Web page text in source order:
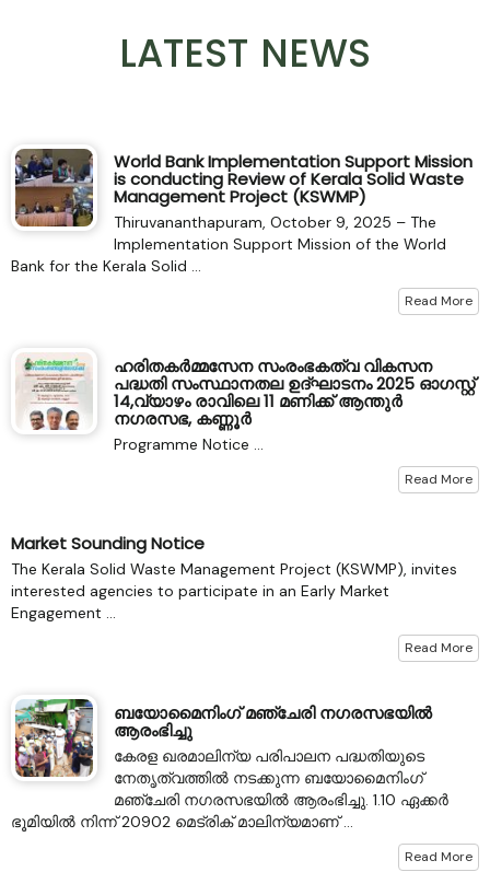
LATEST NEWS
World Bank Implementation Support Mission
is conducting Review of Kerala Solid Waste
Management Project (KSWMP)
Thiruvananthapuram, October 9, 2025 – The
Implementation Support Mission of the World
Bank for the Kerala Solid ...
Read More
ഹരിതകർമ്മസേന സംരംഭകത്വ വികസന
പദ്ധതി സംസ്ഥാനതല ഉദ്‌ഘാടനം 2025 ഓഗസ്റ്റ്
14,വ്യാഴം രാവിലെ 11 മണിക്ക് ആന്തുർ
നഗരസഭ, കണ്ണൂർ
Programme Notice ...
Read More
Market Sounding Notice
The Kerala Solid Waste Management Project (KSWMP), invites
interested agencies to participate in an Early Market
Engagement ...
Read More
ബയോമൈനിംഗ് മഞ്ചേരി നഗരസഭയില്‍
ആരംഭിച്ചു
കേരള ഖരമാലിന്യ പരിപാലന പദ്ധതിയുടെ
നേതൃത്വത്തില്‍ നടക്കുന്ന ബയോമൈനിംഗ്
മഞ്ചേരി നഗരസഭയില്‍ ആരംഭിച്ചു. 1.10 ഏക്കര്‍
ഭൂമിയില്‍ നിന്ന് 20902 മെട്രിക് മാലിന്യമാണ് ...
Read More